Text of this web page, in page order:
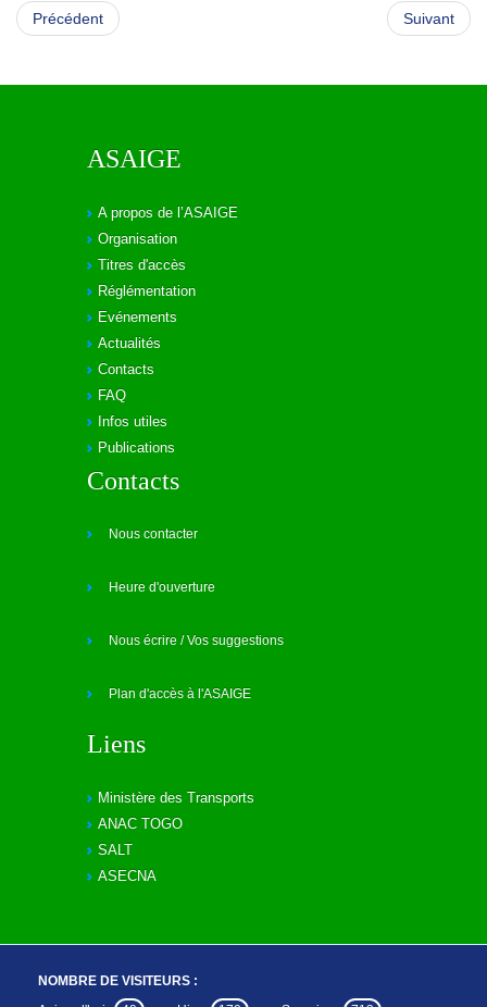
Précédent Suivant
ASAIGE
A propos de l’ASAIGE
Organisation
Titres d'accès
Réglémentation
Evénements
Actualités
Contacts
FAQ
Infos utiles
Publications
Contacts
Nous contacter
Heure d'ouverture
Nous écrire / Vos suggestions
Plan d'accès à l'ASAIGE
Liens
Ministère des Transports
ANAC TOGO
SALT
ASECNA
NOMBRE DE VISITEURS :